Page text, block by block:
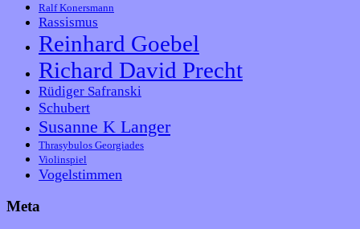
Ralf Konersmann
Rassismus
Reinhard Goebel
Richard David Precht
Rüdiger Safranski
Schubert
Susanne K Langer
Thrasybulos Georgiades
Violinspiel
Vogelstimmen
Meta